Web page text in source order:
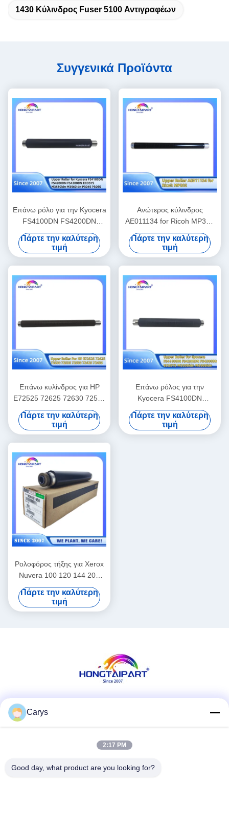
1430 Κύλινδρος Fuser 5100 Αντιγραφέων
Συγγενικά Προϊόντα
Επάνω ρόλο για την Kyocera
FS4100DN FS4200DN
FS4300DN ECOSYS
M3550idn M3560idn P3045
P3055 P3060 M3860idn
M3145 M3645 M3655
M3660 P3260
Πάρτε την καλύτερη
τιμή
Ανώτερος κύλινδρος
AE011134 for Ricoh MP305
Printer Fuser Heat Roller
Αναλώσιμα γραφείου
Πάρτε την καλύτερη
τιμή
Επάνω κυλίνδρος για HP
E72525 72625 72630 72535
72530 72425 72430
Υπηρεσιακό εξοπλισμό
κυλίνδρων θερμότητας
Πάρτε την καλύτερη
τιμή
Επάνω ρόλος για την
Kyocera FS4100DN
FS4200DN FS4300DN
ECOSYS M3550idn
M3560idn Fuser Roller
Πάρτε την καλύτερη
τιμή
Ρολοφόρος τήξης για Xerox
Nuvera 100 120 144 200
288 059K58953 059K58957
59K58953 059K58954
Ρολοφόρος θέρμανσης
Πάρτε την καλύτερη
τιμή
Carys
2:17 PM
Good day, what product are you looking for?